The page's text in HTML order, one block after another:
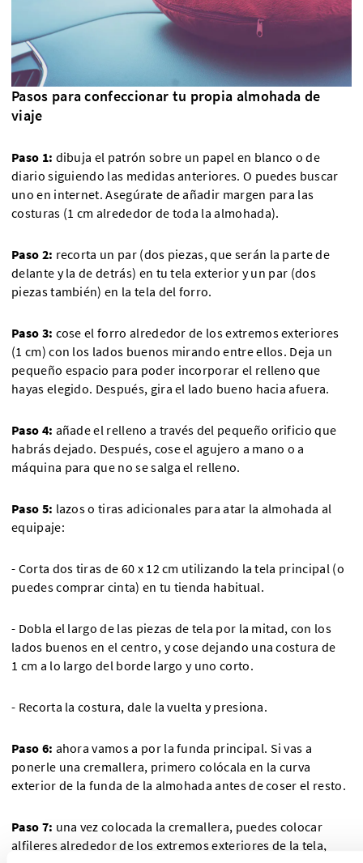
Pasos para confeccionar tu propia almohada de
viaje
Paso 1: dibuja el patrón sobre un papel en blanco o de
diario siguiendo las medidas anteriores. O puedes buscar
uno en internet. Asegúrate de añadir margen para las
costuras (1 cm alrededor de toda la almohada).
Paso 2: recorta un par (dos piezas, que serán la parte de
delante y la de detrás) en tu tela exterior y un par (dos
piezas también) en la tela del forro.
Paso 3: cose el forro alrededor de los extremos exteriores
(1 cm) con los lados buenos mirando entre ellos. Deja un
pequeño espacio para poder incorporar el relleno que
hayas elegido. Después, gira el lado bueno hacia afuera.
Paso 4: añade el relleno a través del pequeño orificio que
habrás dejado. Después, cose el agujero a mano o a
máquina para que no se salga el relleno.
Paso 5: lazos o tiras adicionales para atar la almohada al
equipaje:
- Corta dos tiras de 60 x 12 cm utilizando la tela principal (o
puedes comprar cinta) en tu tienda habitual.
- Dobla el largo de las piezas de tela por la mitad, con los
lados buenos en el centro, y cose dejando una costura de
1 cm a lo largo del borde largo y uno corto.
- Recorta la costura, dale la vuelta y presiona.
Paso 6: ahora vamos a por la funda principal. Si vas a
ponerle una cremallera, primero colócala en la curva
exterior de la funda de la almohada antes de coser el resto.
Paso 7: una vez colocada la cremallera, puedes colocar
alfileres alrededor de los extremos exteriores de la tela,